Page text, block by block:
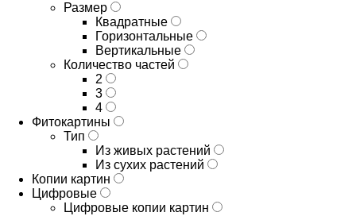
Размер
Квадратные
Горизонтальные
Вертикальные
Количество частей
2
3
4
Фитокартины
Тип
Из живых растений
Из сухих растений
Копии картин
Цифровые
Цифровые копии картин